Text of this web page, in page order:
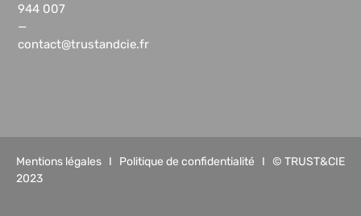
944 007
—
contact@trustandcie.fr
Mentions légales I Politique de confidentialité I © TRUST&CIE
2023